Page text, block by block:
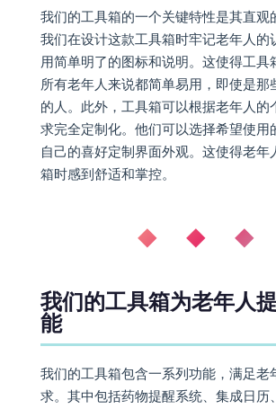
我们的工具箱的一个关键特性是其直观
我们在设计这款工具箱时牢记老年人的
用简单明了的图标和说明。这使得工具
所有老年人来说都简单易用，即使是那
的人。此外，工具箱可以根据老年人的
求完全定制化。他们可以选择希望使用
自己的喜好定制界面外观。这使得老年
箱时感到舒适和掌控。
◆ ◆ ◆
我们的工具箱为老年人
能
我们的工具箱包含一系列功能，满足老
求。其中包括药物提醒系统、集成日历